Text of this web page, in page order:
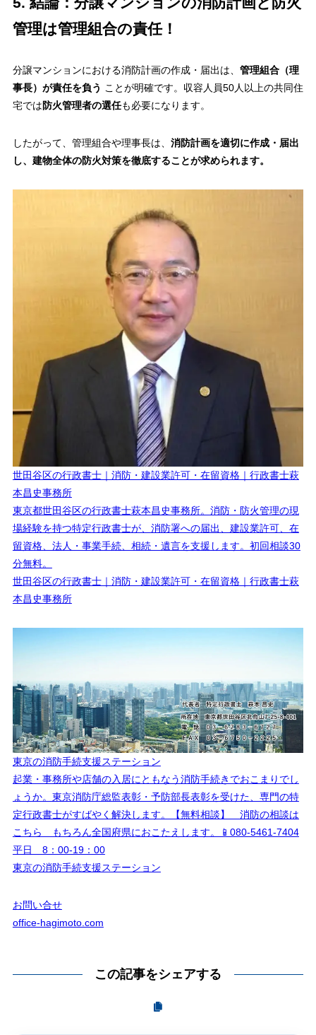
管理は管理組合の責任！
分譲マンションにおける消防計画の作成・届出は、 管理組合（理
事長）が責任を負う ことが明確です。収容人員50人以上の共同住
宅では防火管理者の選任も必要になります。
したがって、管理組合や理事長は、 消防計画を適切に作成・届出
し、建物全体の防火対策を徹底することが求められます。
世田谷区の行政書士｜消防・建設業許可・在留資格｜行政書士萩
本昌史事務所
東京都世田谷区の行政書士萩本昌史事務所。消防・防火管理の現
場経験を持つ特定行政書士が、消防署への届出、建設業許可、在
留資格、法人・事業手続、相続・遺言を支援します。初回相談30
分無料。
世田谷区の行政書士｜消防・建設業許可・在留資格｜行政書士萩
本昌史事務所
東京の消防手続支援ステーション
起業・事務所や店舗の入居にともなう消防手続きでおこまりでし
ょうか。東京消防庁総監表彰・予防部長表彰を受けた、専門の特
定行政書士がすばやく解決します。【無料相談】 消防の相談は
こちら もちろん全国府県におこたえします。📱080-5461-7404
平日 8：00-19：00
東京の消防手続支援ステーション
お問い合せ
office-hagimoto.com
この記事をシェアする